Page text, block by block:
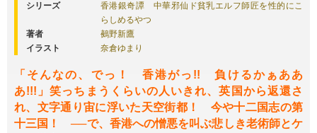
シリーズ
香港銀奇譚 中華邪仙ド貧乳エルフ師匠を性的にこ
らしめるやつ
著者
鵺野新鷹
イラスト
奈倉ゆまり
「そんなの、でっ！ 香港がっ!! 負けるかぁああ
あ!!!」笑っちまうくらいの人いきれ、英国から返還さ
れ、文字通り宙に浮いた天空街都！ 今や十二国志の第
十三国！ ──で、香港への憎悪を叫ぶ悲しき老術師とケ